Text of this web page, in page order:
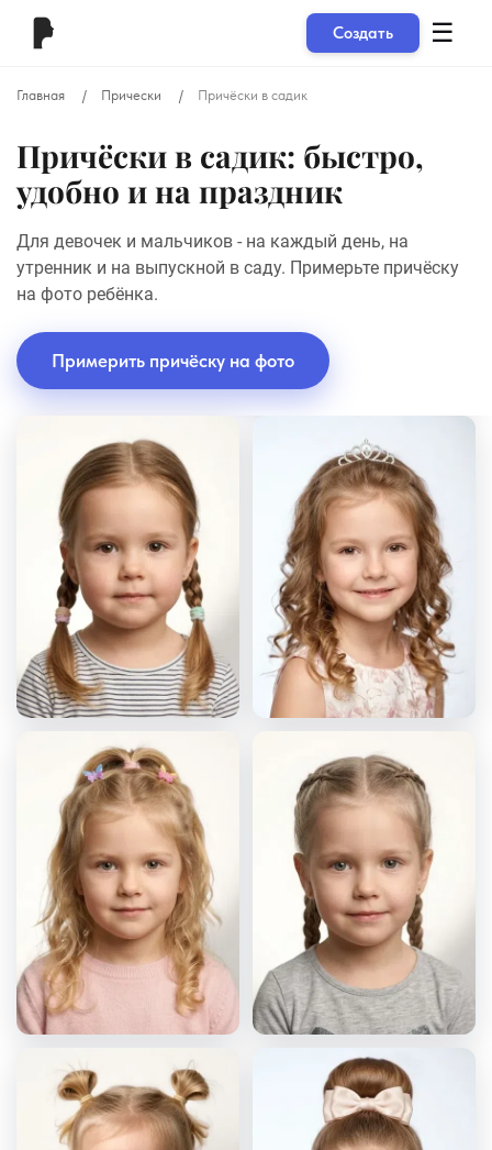
Создать ☰
Главная Прически Причёски в садик
Причёски в садик: быстро,
удобно и на праздник
Для девочек и мальчиков - на каждый день, на
утренник и на выпускной в саду. Примерьте причёску
на фото ребёнка.
Примерить причёску на фото